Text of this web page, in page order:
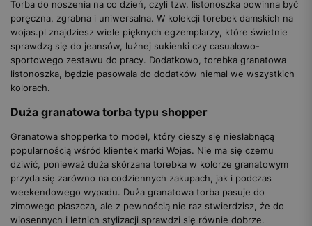
Torba do noszenia na co dzień, czyli tzw. listonoszka powinna być
poręczna, zgrabna i uniwersalna. W kolekcji torebek damskich na
wojas.pl znajdziesz wiele pięknych egzemplarzy, które świetnie
sprawdzą się do jeansów, luźnej sukienki czy casualowo-
sportowego zestawu do pracy. Dodatkowo, torebka granatowa
listonoszka, będzie pasowała do dodatków niemal we wszystkich
kolorach.
Duża granatowa torba typu shopper
Granatowa shopperka to model, który cieszy się niesłabnącą
popularnością wśród klientek marki Wojas. Nie ma się czemu
dziwić, ponieważ duża skórzana torebka w kolorze granatowym
przyda się zarówno na codziennych zakupach, jak i podczas
weekendowego wypadu. Duża granatowa torba pasuje do
zimowego płaszcza, ale z pewnością nie raz stwierdzisz, że do
wiosennych i letnich stylizacji sprawdzi się równie dobrze.